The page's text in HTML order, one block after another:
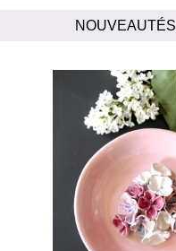
NOUVEAUTÉS